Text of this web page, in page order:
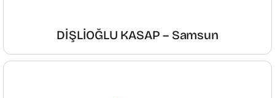
DİŞLİOĞLU KASAP – Samsun